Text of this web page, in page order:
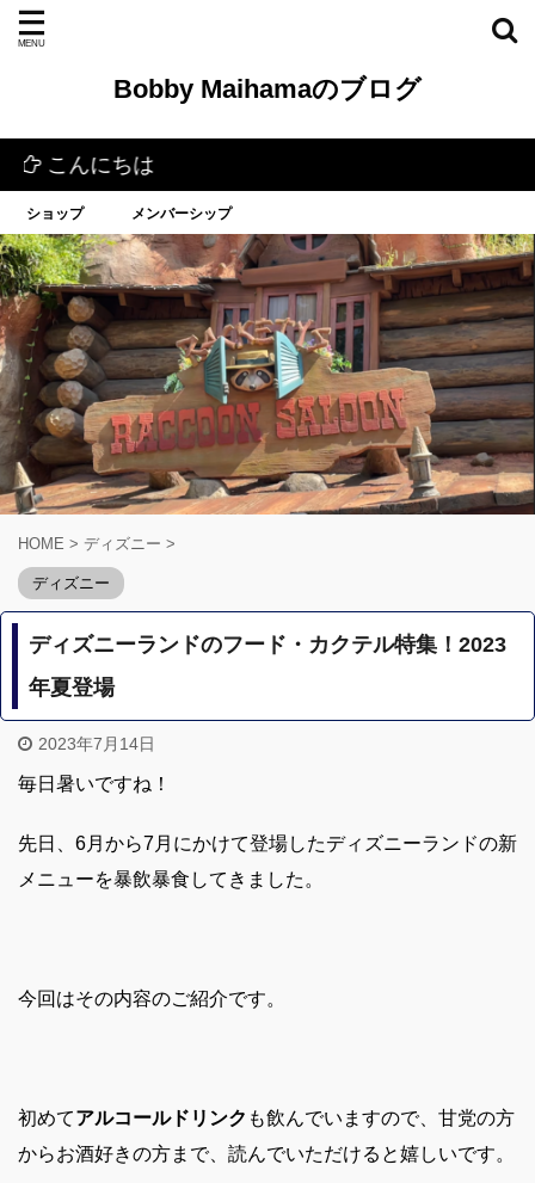
Bobby Maihamaのブログ
ちは
ショップ メンバーシップ
HOME > ディズニー >
ディズニー
ディズニーランドのフード・カクテル特集！2023
年夏登場
2023年7月14日
毎日暑いですね！
先日、6月から7月にかけて登場したディズニーランドの新
メニューを暴飲暴食してきました。
今回はその内容のご紹介です。
初めてアルコールドリンク も飲んでいますので、甘党の方
からお酒好きの方まで、読んでいただけると嬉しいです。